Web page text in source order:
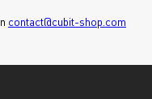
contact@cubit-shop.com